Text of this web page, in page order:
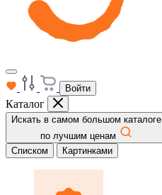
Войти
Каталог
Искать в самом большом каталоге
по лучшим ценам
Списком
Картинками